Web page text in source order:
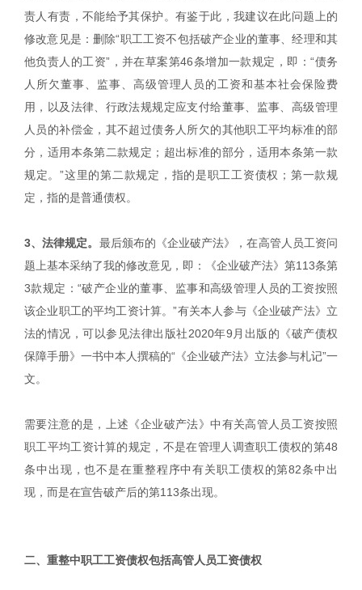
责人有责，不能给予其保护。有鉴于此，我建议在此问题上的
修改意见是：删除“职工工资不包括破产企业的董事、经理和其
他负责人的工资”，并在草案第46条增加一款规定，即：“债务
人所欠董事、监事、高级管理人员的工资和基本社会保险费
用，以及法律、行政法规规定应支付给董事、监事、高级管理
人员的补偿金，其不超过债务人所欠的其他职工平均标准的部
分，适用本条第二款规定；超出标准的部分，适用本条第一款
规定。”这里的第二款规定，指的是职工工资债权；第一款规
定，指的是普通债权。
3、法律规定。 最后颁布的《企业破产法》，在高管人员工资问
题上基本采纳了我的修改意见，即：《企业破产法》第113条第
3款规定：“破产企业的董事、监事和高级管理人员的工资按照
该企业职工的平均工资计算。”有关本人参与《企业破产法》立
法的情况，可以参见法律出版社2020年9月出版的《破产债权
保障手册》一书中本人撰稿的“《企业破产法》立法参与札记”一
文。
需要注意的是，上述《企业破产法》中有关高管人员工资按照
职工平均工资计算的规定，不是在管理人调查职工债权的第48
条中出现，也不是在重整程序中有关职工债权的第82条中出
现，而是在宣告破产后的第113条出现。
二、重整中职工工资债权包括高管人员工资债权